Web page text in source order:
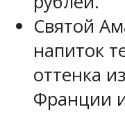
Святой
напиток
оттенка
Франции